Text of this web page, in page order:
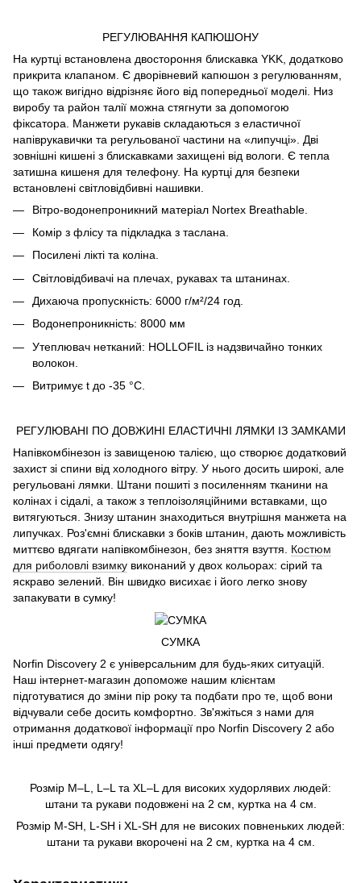
РЕГУЛЮВАННЯ КАПЮШОНУ
На куртці встановлена двостороння блискавка YKK, додатково
прикрита клапаном. Є дворівневий капюшон з регулюванням,
що також вигідно відрізняє його від попередньої моделі. Низ
виробу та район талії можна стягнути за допомогою
фіксатора. Манжети рукавів складаються з еластичної
напіврукавички та регульованої частини на «липучці». Дві
зовнішні кишені з блискавками захищені від вологи. Є тепла
затишна кишеня для телефону. На куртці для безпеки
встановлені світловідбивні нашивки.
Вітро-водонепроникний матеріал Nortex Breathable.
Комір з флісу та підкладка з таслана.
Посилені лікті та коліна.
Світловідбивачі на плечах, рукавах та штанинах.
Дихаюча пропускність: 6000 г/м²/24 год.
Водонепроникність: 8000 мм
Утеплювач нетканий: HOLLOFIL із надзвичайно тонких
волокон.
Витримує t до -35 °C.
РЕГУЛЮВАНІ ПО ДОВЖИНІ ЕЛАСТИЧНІ ЛЯМКИ ІЗ ЗАМКАМИ
Напівкомбінезон із завищеною талією, що створює додатковий
захист зі спини від холодного вітру. У нього досить широкі, але
регульовані лямки. Штани пошиті з посиленням тканини на
колінах і сідалі, а також з теплоізоляційними вставками, що
витягуються. Знизу штанин знаходиться внутрішня манжета на
липучках. Роз'ємні блискавки з боків штанин, дають можливість
миттєво вдягати напівкомбінезон, без зняття взуття. Костюм
для риболовлі взимку виконаний у двох кольорах: сірий та
яскраво зелений. Він швидко висихає і його легко знову
запакувати в сумку!
СУМКА
Norfin Discovery 2 є універсальним для будь-яких ситуацій.
Наш інтернет-магазин допоможе нашим клієнтам
підготуватися до зміни пір року та подбати про те, щоб вони
відчували себе досить комфортно. Зв'яжіться з нами для
отримання додаткової інформації про Norfin Discovery 2 або
інші предмети одягу!
Розмір M–L, L–L та XL–L для високих худорлявих людей:
штани та рукави подовжені на 2 см, куртка на 4 см.
Розмір M-SH, L-SH і XL-SH для не високих повненьких людей:
штани та рукави вкорочені на 2 см, куртка на 4 см.